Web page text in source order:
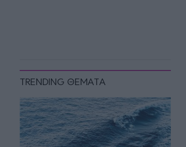
TRENDING ΘΕΜΑΤΑ